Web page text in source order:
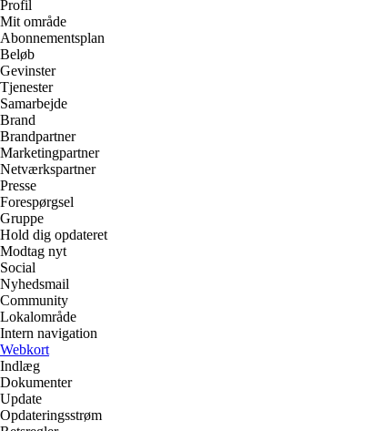
Profil
Mit område
Abonnementsplan
Beløb
Gevinster
Tjenester
Samarbejde
Brand
Brandpartner
Marketingpartner
Netværkspartner
Presse
Forespørgsel
Gruppe
Hold dig opdateret
Modtag nyt
Social
Nyhedsmail
Community
Lokalområde
Intern navigation
Webkort
Indlæg
Dokumenter
Update
Opdateringsstrøm